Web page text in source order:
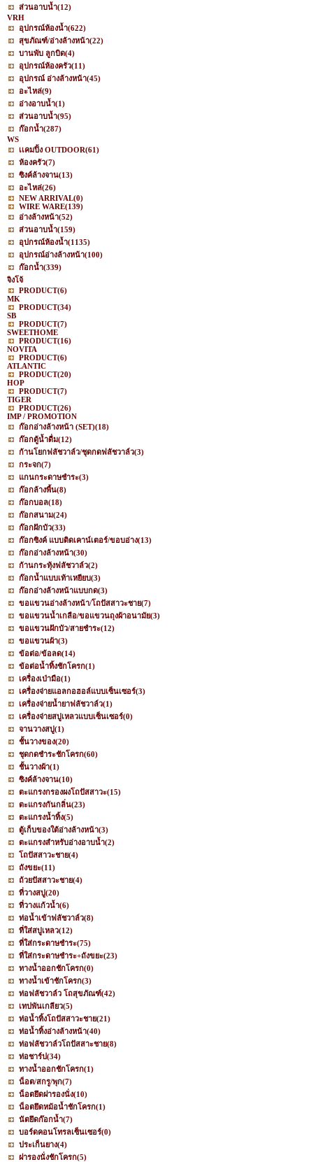
ส่วนอาบน้ำ(12)
VRH
อุปกรณ์ห้องน้ำ(622)
สุขภัณฑ์/อ่างล้างหน้า(22)
บานพับ ลูกบิด(4)
อุปกรณ์ห้องครัว(11)
อุปกรณ์ อ่างล้างหน้า(45)
อะไหล่(9)
อ่างอาบน้ำ(1)
ส่วนอาบน้ำ(95)
ก๊อกน้ำ(287)
WS
เเคมปิ้ง OUTDOOR(61)
ห้องครัว(7)
ซิงค์ล้างจาน(13)
อะไหล่(26)
NEW ARRIVAL(0)
WIRE WARE(139)
อ่างล้างหน้า(52)
ส่วนอาบน้ำ(159)
อุปกรณ์ห้องน้ำ(1135)
อุปกรณ์อ่างล้างหน้า(100)
ก๊อกน้ำ(339)
จิงโจ้
PRODUCT(6)
MK
PRODUCT(34)
SB
PRODUCT(7)
SWEETHOME
PRODUCT(16)
NOVITA
PRODUCT(6)
ATLANTIC
PRODUCT(20)
HOP
PRODUCT(7)
TIGER
PRODUCT(26)
IMP / PROMOTION
ก๊อกอ่างล้างหน้า (SET)(18)
ก๊อกตู้น้ำดื่ม(12)
ก้านโยกฟลัชวาล์ว/ชุดกดฟลัชวาล์ว(3)
กระจก(7)
แกนกระดาษชำระ(3)
ก๊อกล้างพื้น(8)
ก๊อกบอล(18)
ก๊อกสนาม(24)
ก๊อกฝักบัว(33)
ก๊อกซิงค์ แบบติดเคาน์เตอร์/ขอบอ่าง(13)
ก๊อกอ่างล้างหน้า(30)
ก้านกระทุ้งฟลัชวาล์ว(2)
ก๊อกน้ำแบบเท้าเหยียบ(3)
ก๊อกอ่างล้างหน้าแบบกด(3)
ขอแขวนอ่างล้างหน้า/โถปัสสาวะชาย(7)
ขอแขวนน้ำเกลือ/ขอแขวนถุงผ้าอนามัย(3)
ขอแขวนฝักบัว/สายชำระ(12)
ขอแขวนผ้า(3)
ข้อต่อ/ข้อลด(14)
ข้อต่อน้ำทิ้งชักโครก(1)
เครื่องเป่ามือ(1)
เครื่องจ่ายแอลกอฮอล์แบบเซ็นเซอร์(3)
เครื่องจ่ายน้ำยาฟลัชวาล์ว(1)
เครื่องจ่ายสบู่เหลวแบบเซ็นเซอร์(0)
จานวางสบู่(1)
ชั้นวางของ(20)
ชุดกดชำระชักโครก(60)
ชั้นวางผ้า(1)
ซิงค์ล้างจาน(10)
ตะแกรงกรองผงโถปัสสาวะ(15)
ตะแกรงกันกลิ่น(23)
ตะแกรงน้ำทิ้ง(5)
ตู้เก็บของใต้อ่างล้างหน้า(3)
ตะแกรงสำหรับอ่างอาบน้ำ(2)
โถปัสสาวะชาย(4)
ถังขยะ(11)
ถ้วยปัสสาวะชาย(4)
ที่วางสบู่(20)
ที่วางแก้วน้ำ(6)
ท่อน้ำเข้าฟลัชวาล์ว(8)
ที่ใส่สบู่เหลว(12)
ที่ใส่กระดาษชำระ(75)
ที่ใส่กระดาษชำระ+ถังขยะ(23)
ทางน้ำออกชักโครก(0)
ทางน้ำเข้าชักโครก(3)
ท่อฟลัชวาล์ว โถสุขภัณฑ์(42)
เทปพันเกลียว(5)
ท่อน้ำทิ้งโถปัสสาวะชาย(21)
ท่อน้ำทิ้งอ่างล้างหน้า(40)
ท่อฟลัชวาล์วโถปัสสาะชาย(8)
ท่อชาร์ป(34)
ทางน้ำออกชักโครก(1)
น็อต/สกรู/พุก(7)
น็อตยึดฝารองนั่ง(10)
น็อตยึดหม้อน้ำชักโครก(1)
นัตยึดก๊อกน้ำ(7)
บอร์ดคอนโทรลเซ็นเซอร์(0)
ประเก็นยาง(4)
ฝารองนั่งชักโครก(5)